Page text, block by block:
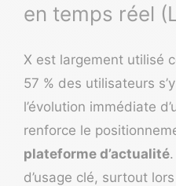
en temps réel
X est largement utilisé
57 % des utilisateurs
l’évolution immédiate
renforce le
plateforme d’actualité
d’usage clé, surtout